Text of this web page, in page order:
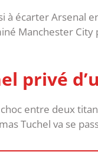
à écarter Arsenal
Manchester
privé
entre deux
Tuchel va se